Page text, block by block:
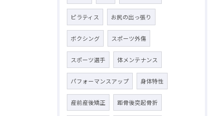
ピラティス お尻の出っ張り
ボクシング スポーツ外傷
スポーツ選手 体メンテナンス
パフォーマンスアップ 身体特性
産前産後矯正 距骨後突起骨折